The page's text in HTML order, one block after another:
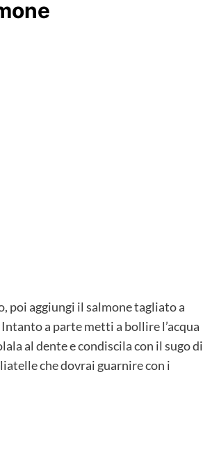
poi aggiungi il salmone tagliato a
a parte metti a bollire l’acqua
al dente e condiscila con il sugo di
che dovrai guarnire con i